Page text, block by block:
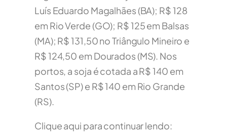
Luís Eduardo Magalhães (BA); R$ 128
em Rio Verde (GO); R$ 125 em Balsas
(MA); R$ 131,50 no Triângulo Mineiro e
R$ 124,50 em Dourados (MS). Nos
portos, a soja é cotada a R$ 140 em
Santos (SP) e R$ 140 em Rio Grande
(RS).
Clique aqui para continuar lendo: